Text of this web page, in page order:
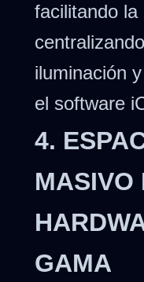
facilitando
iluminación
el software
4.
MASIVO
GAMA